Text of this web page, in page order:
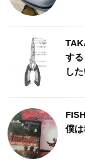
す
し
僕